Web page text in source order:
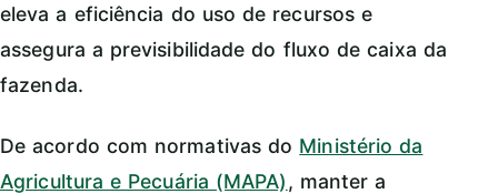
eleva a eficiência do uso de recursos e
assegura a previsibilidade do fluxo de caixa da
fazenda.
De acordo com normativas do Ministério da
Agricultura e Pecuária (MAPA), manter a